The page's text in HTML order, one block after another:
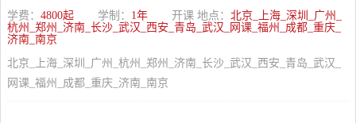
学费： 4800起 学制： 1年 开课 地点： 北京_上海_深圳_广州_
杭州_郑州_济南_长沙_武汉_西安_青岛_武汉_网课_福州_成都_重庆_
济南_南京
北京_上海_深圳_广州_杭州_郑州_济南_长沙_武汉_西安_青岛_武汉_
网课_福州_成都_重庆_济南_南京